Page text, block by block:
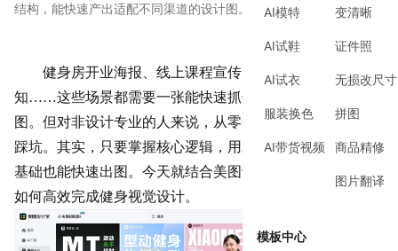
AI模特
AI试鞋
AI试衣
服装换色
AI带货视频
变清晰
证件照
无损改尺寸
拼图
商品精修
图片翻译
模板中心
结构，能快速产出适配不同渠道的设计图。
健身房开业海报、线上课程宣传图、运动社群活动通
知……这些场景都需要一张能快速抓住眼球的
图。但对非设计专业的人来说，从零开始做图既耗时又容易
踩坑。其实，只要掌握核心逻辑，用对工具，哪怕没有设计
基础也能快速出图。今天就结合美图设计室的模板库，聊聊
如何高效完成健身视觉设计。